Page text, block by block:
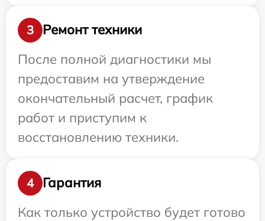
3
Ремонт техники
После полной диагностики мы
предоставим на утверждение
окончательный расчет, график
работ и приступим к
восстановлению техники.
4
Гарантия
Как только устройство будет готово